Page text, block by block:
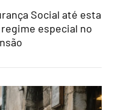
Social até esta
especial no